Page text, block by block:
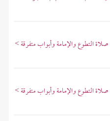
التطوع والإمامة وأبواب متفرقة >
التطوع والإمامة وأبواب متفرقة >